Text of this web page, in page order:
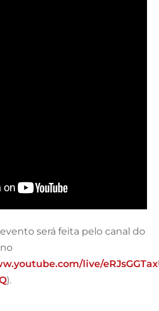
será feita pelo canal do
live/
).